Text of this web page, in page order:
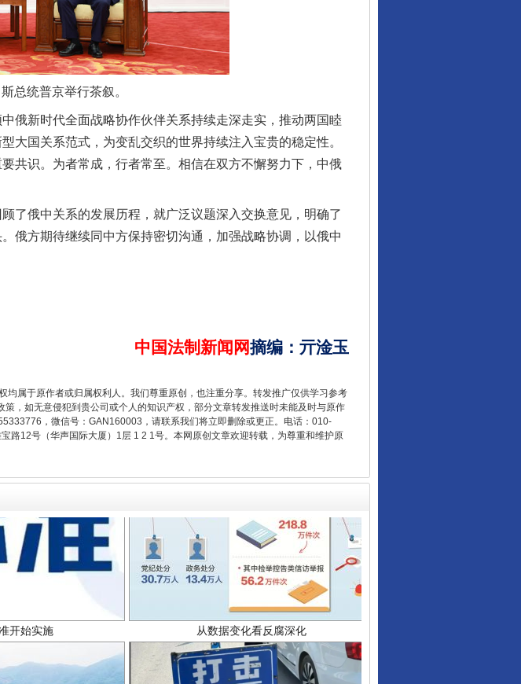
统普京举行茶叙。
新时代全面战略协作伙伴关系持续走深走实，推动两国睦
大国关系范式，为变乱交织的世界持续注入宝贵的稳定性。
共识。为者常成，行者常至。相信在双方不懈努力下，中俄
俄中关系的发展历程，就广泛议题深入交换意见，明确了
俄方期待继续同中方保持密切沟通，加强战略协调，以俄中
中国法制新闻网摘编 ： 亓淦玉
均属于原作者或归属权利人。我们尊重原创，也注重分享。转发推广仅供学习参考
，如无意侵犯到贵公司或个人的知识产权，部分文章转发推送时未能及时与原作
，微信号：GAN160003，请联系我们将立即删除或更正。电话：010-
12号（华声国际大厦）1层 1 2 1号。本网原创文章欢迎转载，为尊重和维护原
回调解促和解.. 行业协会接连发公告
让核能赋能千行百业
开始实施 从数据变化看反腐深化